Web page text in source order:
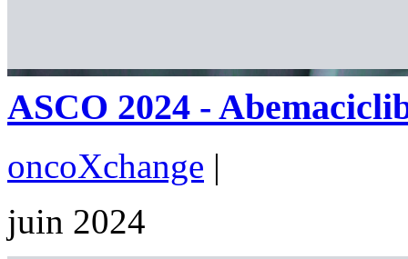
ASCO 2024 -
oncoXchange |
juin 2024